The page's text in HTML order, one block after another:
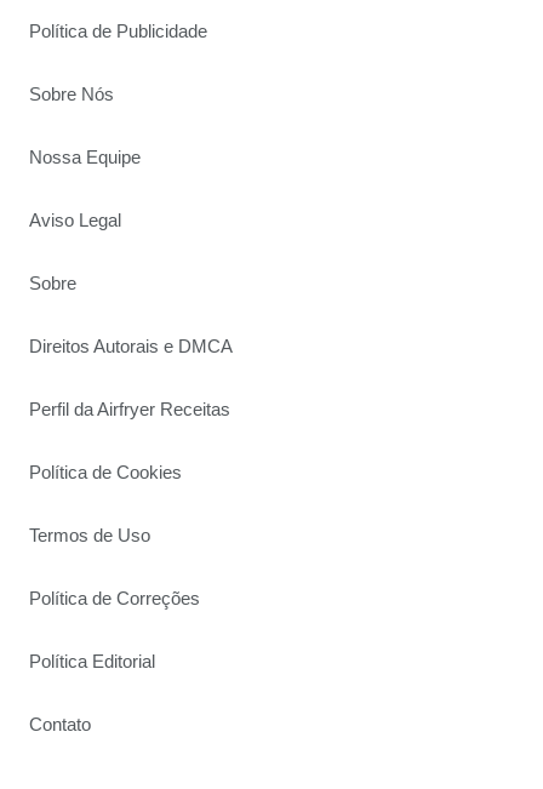
Política de Publicidade
Sobre Nós
Nossa Equipe
Aviso Legal
Sobre
Direitos Autorais e DMCA
Perfil da Airfryer Receitas
Política de Cookies
Termos de Uso
Política de Correções
Política Editorial
Contato